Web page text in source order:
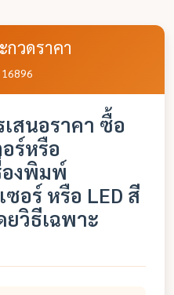
กวดราคา
สนอราคา ซื้อ
ร์หรือ
องพิมพ์
อร์ หรือ LED สี
ยวิธีเฉพาะ